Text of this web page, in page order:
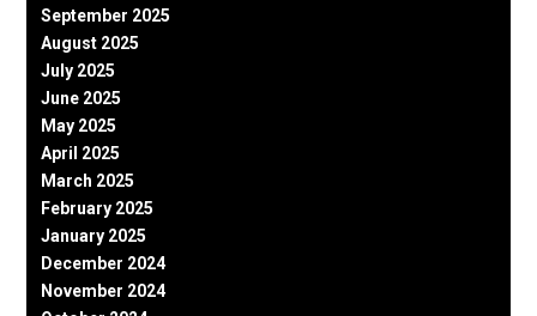
September 2025
August 2025
July 2025
June 2025
May 2025
April 2025
March 2025
February 2025
January 2025
December 2024
November 2024